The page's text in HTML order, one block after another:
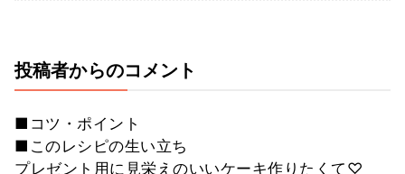
投稿者からのコメント
■コツ・ポイント
■このレシピの生い立ち
プレゼント用に見栄えのいいケーキ作りたくて♡